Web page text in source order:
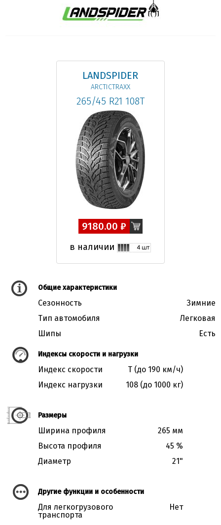
LANDSPIDER
ARCTICTRAXX
265/45 R21 108T
9180.00 ₽
в наличии
Общие характеристики
Сезонность
Зимние
Тип автомобиля
Легковая
Шипы
Есть
Индексы скорости и нагрузки
Индекс скорости
T (до 190 км/ч)
Индекс нагрузки
108 (до 1000 кг)
Размеры
Ширина профиля
265 мм
Высота профиля
45 %
Диаметр
21"
Другие функции и особенности
Для легкогрузового
транспорта
Нет